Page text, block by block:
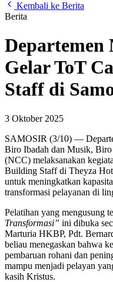
Kembali ke Berita
Berita
Gelar ToT
Staff di
3 Oktober 2025
SAMOSIR (3/10) —
Biro Ibadah dan Musik,
(NCC) melaksanakan
Building Staff di Theyza
untuk meningkatkan
transformasi pelayanan di
Pelatihan yang mengusung
Transformasi” ini dibuka
Marturia HKBP, Pdt.
beliau menegaskan bahwa
pembaruan rohani dan
mampu menjadi pelayan
kasih Kristus.